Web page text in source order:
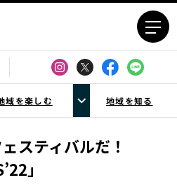
青森エリア
山形エリア
茨城エリア
域を楽しむ 地域を知る
スティバルだ！
」